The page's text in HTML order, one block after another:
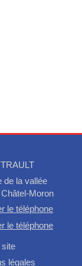
de la vallée
Châtel-Moron
le téléphone
le téléphone
site
légales